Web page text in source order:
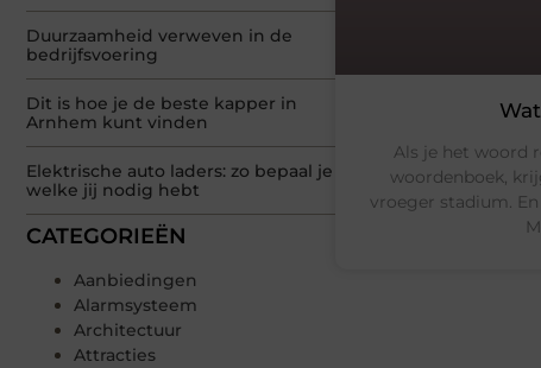
Duurzaamheid verweven in de
bedrijfsvoering
Dit is hoe je de beste kapper in
Arnhem kunt vinden
Elektrische auto laders: zo bepaal je
welke jij nodig hebt
CATEGORIEËN
Aanbiedingen
Alarmsysteem
Architectuur
Attracties
Als je het woord
woordenboek,
vroeger stadium.